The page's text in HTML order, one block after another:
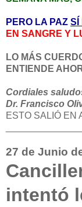
PERO LA PAZ SÍ
EN SANGRE Y
LO MÁS
ENTIENDE
Cordiales
Dr. Francisco
ESTO SALIÓ EN
27 de Junio
intentó